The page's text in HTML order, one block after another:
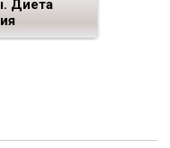
Диета